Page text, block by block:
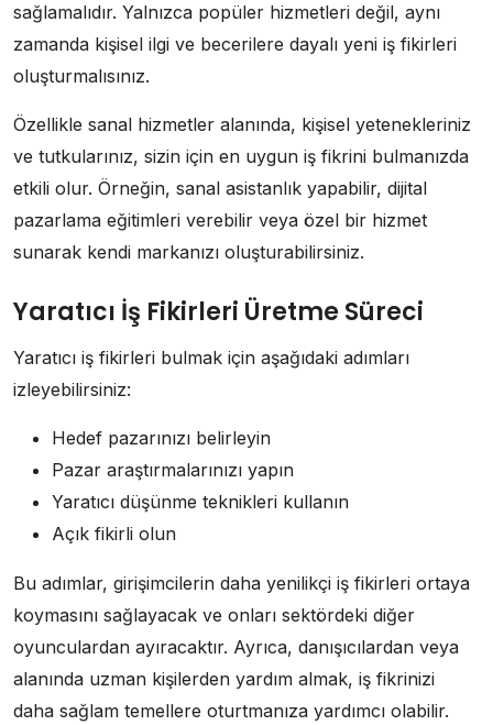
sağlamalıdır. Yalnızca popüler hizmetleri değil, aynı
zamanda kişisel ilgi ve becerilere dayalı yeni iş fikirleri
oluşturmalısınız.
Özellikle sanal hizmetler alanında, kişisel yetenekleriniz
ve tutkularınız, sizin için en uygun iş fikrini bulmanızda
etkili olur. Örneğin, sanal asistanlık yapabilir, dijital
pazarlama eğitimleri verebilir veya özel bir hizmet
sunarak kendi markanızı oluşturabilirsiniz.
Yaratıcı İş Fikirleri Üretme Süreci
Yaratıcı iş fikirleri bulmak için aşağıdaki adımları
izleyebilirsiniz:
Hedef pazarınızı belirleyin
Pazar araştırmalarınızı yapın
Yaratıcı düşünme teknikleri kullanın
Açık fikirli olun
Bu adımlar, girişimcilerin daha yenilikçi iş fikirleri ortaya
koymasını sağlayacak ve onları sektördeki diğer
oyunculardan ayıracaktır. Ayrıca, danışıcılardan veya
alanında uzman kişilerden yardım almak, iş fikrinizi
daha sağlam temellere oturtmanıza yardımcı olabilir.